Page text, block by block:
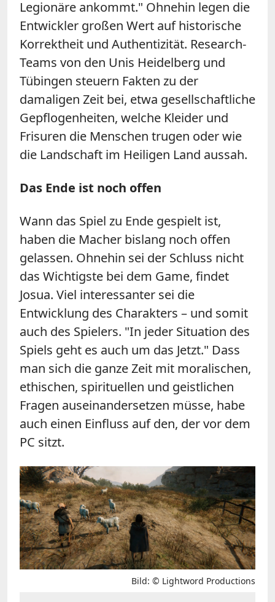
Legionäre ankommt." Ohnehin legen die
Entwickler großen Wert auf historische
Korrektheit und Authentizität. Research-
Teams von den Unis Heidelberg und
Tübingen steuern Fakten zu der
damaligen Zeit bei, etwa gesellschaftliche
Gepflogenheiten, welche Kleider und
Frisuren die Menschen trugen oder wie
die Landschaft im Heiligen Land aussah.
Das Ende ist noch offen
Wann das Spiel zu Ende gespielt ist,
haben die Macher bislang noch offen
gelassen. Ohnehin sei der Schluss nicht
das Wichtigste bei dem Game, findet
Josua. Viel interessanter sei die
Entwicklung des Charakters – und somit
auch des Spielers. "In jeder Situation des
Spiels geht es auch um das Jetzt." Dass
man sich die ganze Zeit mit moralischen,
ethischen, spirituellen und geistlichen
Fragen auseinandersetzen müsse, habe
auch einen Einfluss auf den, der vor dem
PC sitzt.
Bild: © Lightword Productions